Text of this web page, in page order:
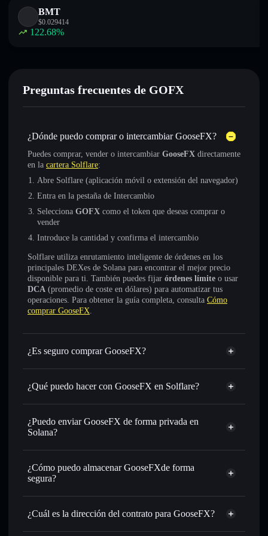
BMT
$0.029414
122.68%
Preguntas frecuentes de GOFX
¿Dónde puedo comprar o intercambiar GooseFX?
Puedes comprar, vender o intercambiar GooseFX directamente
en la cartera Solflare:
Abre Solflare (aplicación móvil o extensión del navegador)
Entra en la pestaña de Intercambio
Selecciona GOFX como el token que deseas comprar o
vender
Introduce la cantidad y confirma el intercambio
Solflare utiliza enrutamiento inteligente de órdenes en los
principales DEXes de Solana para encontrar el mejor precio
disponible para ti. También puedes fijar órdenes límite o usar
DCA (promedio de coste en dólares) para automatizar tus
operaciones. Para obtener la guía completa, consulta Cómo
comprar GooseFX.
¿Es seguro comprar GooseFX?
GooseFX no está verificado
¿Qué puedo hacer con GooseFX en Solflare?
GooseFX
cartera de Solflare
Intercambiar al instante: operar con GOFX para SOL,
USDC o miles de otros tokens de Solana con enrutamiento
tu precio objetivo para GOFX
Utilizar DCA
largo del tiempo
Enviar de forma privada
: transferir GOFX sin vincular
públicamente las carteras usando el agregador de privacidad
integrado de Solflare
¿Puedo enviar GooseFX de forma privada en
Solana?
agregador de privacidad
¿Cómo puedo almacenar GooseFXde forma
segura?
GooseFX
¿Cuál es la dirección del contrato para GooseFX?
GooseFX